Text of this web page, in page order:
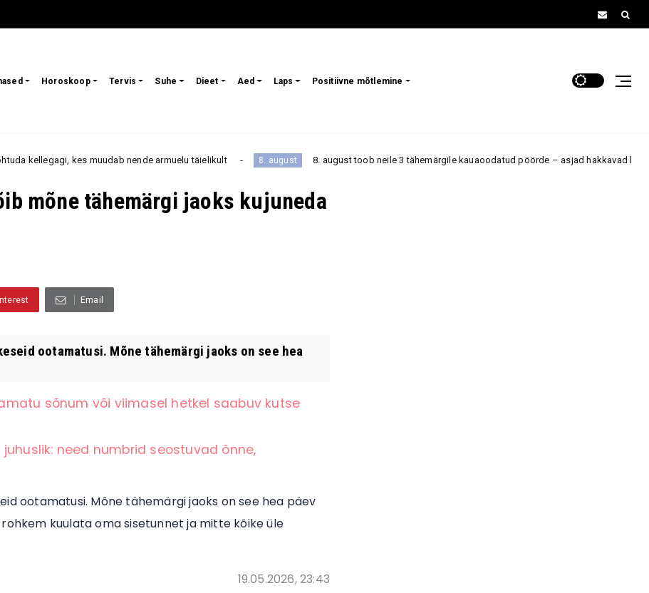
Horoskoop Tervis Suhe Dieet Aed Laps Positiivne mõtlemine
nende armuelu täielikult 8. august 8. august toob neile 3 tähemärgile kauaoodatud pöörde – asjad hakkavad lõpuks liikuma
mõne tähemärgi jaoks kujuneda
Email
ootamatusi. Mõne tähemärgi jaoks on see hea
sõnum või viimasel hetkel saabuv kutse
need numbrid seostuvad õnne,
ootamatusi. Mõne tähemärgi jaoks on see hea päev
kuulata oma sisetunnet ja mitte kõike üle
19.05.2026, 23:43